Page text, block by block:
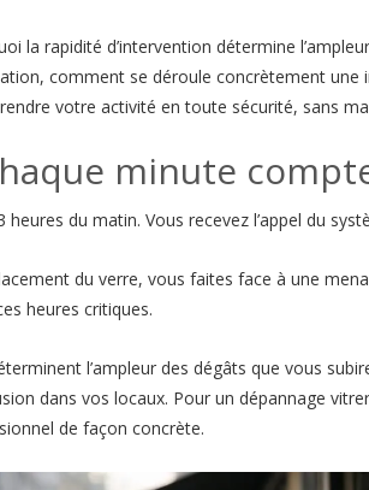
la rapidité d’intervention détermine
comment se déroule concrètement
votre activité en toute sécurité, sans
minute
heures du matin. Vous recevez l’appel du
du verre, vous faites face à une
heures critiques.
l’ampleur des dégâts que vous
dans vos locaux. Pour un dépannage
de façon concrète.